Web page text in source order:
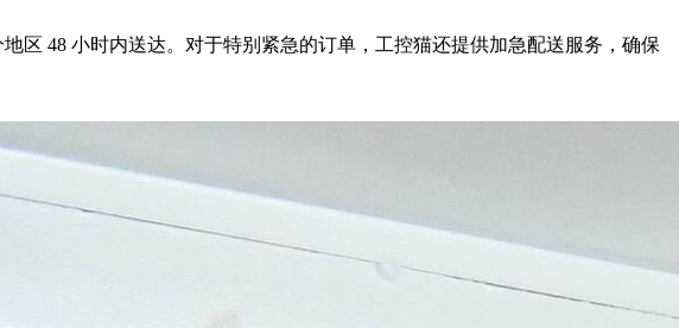
区 48 小时内送达。对于特别紧急的订单，工控猫还提供加急配送服务，确保